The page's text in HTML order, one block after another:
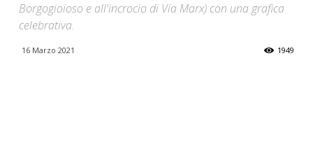
Borgogioioso e all'incrocio di Via Marx) con una grafica
celebrativa.
16 Marzo 2021 1949